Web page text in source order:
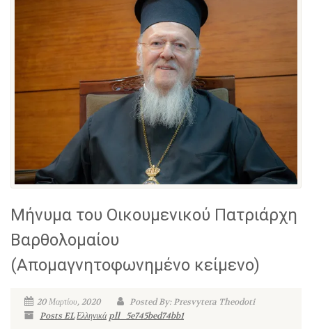
Μήνυμα του Οικουμενικού Πατριάρχη
Βαρθολομαίου
(Απομαγνητοφωνημένο κείμενο)
20 Μαρτίου, 2020
Posted By: Presvytera Theodoti
Posts ELΕλληνικά pll_5e745bed74bb1